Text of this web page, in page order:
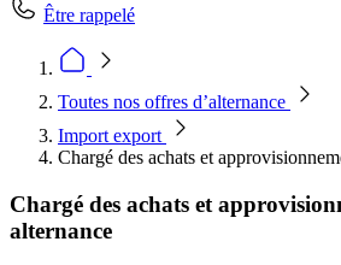
Être rappelé
Toutes nos offres d’alternance
Import export
Chargé des achats et
Chargé des achats et
alternance